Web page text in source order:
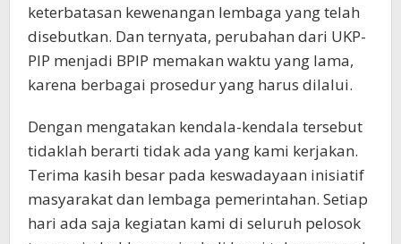
keterbatasan kewenangan lembaga yang telah
disebutkan. Dan ternyata, perubahan dari UKP-
PIP menjadi BPIP memakan waktu yang lama,
karena berbagai prosedur yang harus dilalui.
Dengan mengatakan kendala-kendala tersebut
tidaklah berarti tidak ada yang kami kerjakan.
Terima kasih besar pada keswadayaan inisiatif
masyarakat dan lembaga pemerintahan. Setiap
hari ada saja kegiatan kami di seluruh pelosok